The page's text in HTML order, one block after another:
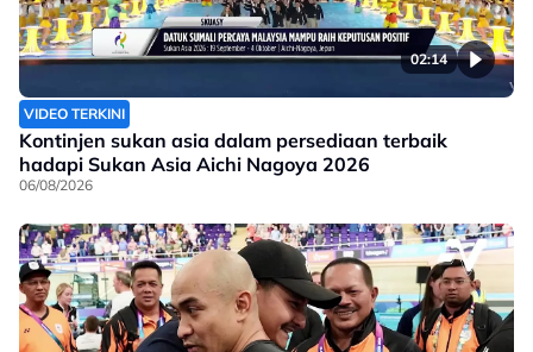
02:14
VIDEO TERKINI
Kontinjen sukan asia dalam persediaan terbaik
hadapi Sukan Asia Aichi Nagoya 2026
06/08/2026